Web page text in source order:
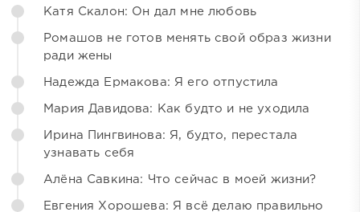
Катя Скалон: Он дал мне любовь
Ромашов не готов менять свой образ жизни
ради жены
Надежда Ермакова: Я его отпустила
Мария Давидова: Как будто и не уходила
Ирина Пингвинова: Я, будто, перестала
узнавать себя
Алёна Савкина: Что сейчас в моей жизни?
Евгения Хорошева: Я всё делаю правильно